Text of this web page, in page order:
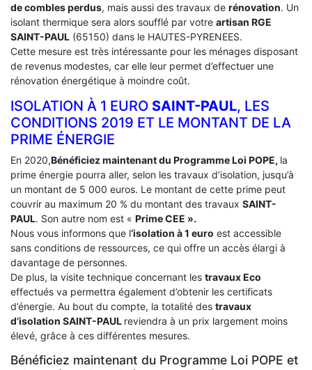
de combles perdus, mais aussi des travaux de rénovation. Un
isolant thermique sera alors soufflé par votre artisan RGE
SAINT-PAUL (65150) dans le HAUTES-PYRENEES.
Cette mesure est très intéressante pour les ménages disposant
de revenus modestes, car elle leur permet d’effectuer une
rénovation énergétique à moindre coût.
ISOLATION À 1 EURO SAINT-PAUL, LES
CONDITIONS 2019 ET LE MONTANT DE LA
PRIME ÉNERGIE
En 2020,Bénéficiez maintenant du Programme Loi POPE, la
prime énergie pourra aller, selon les travaux d’isolation, jusqu’à
un montant de 5 000 euros. Le montant de cette prime peut
couvrir au maximum 20 % du montant des travaux SAINT-
PAUL. Son autre nom est « Prime CEE ».
Nous vous informons que l‘isolation à 1 euro est accessible
sans conditions de ressources, ce qui offre un accès élargi à
davantage de personnes.
De plus, la visite technique concernant les travaux Eco
effectués va permettra également d’obtenir les certificats
d’énergie. Au bout du compte, la totalité des travaux
d’isolation SAINT-PAUL reviendra à un prix largement moins
élevé, grâce à ces différentes mesures.
Bénéficiez maintenant du Programme Loi POPE et